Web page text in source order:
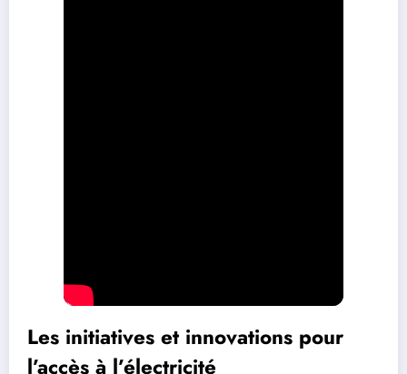
Les initiatives et innovations pour
l’accès à l’électricité